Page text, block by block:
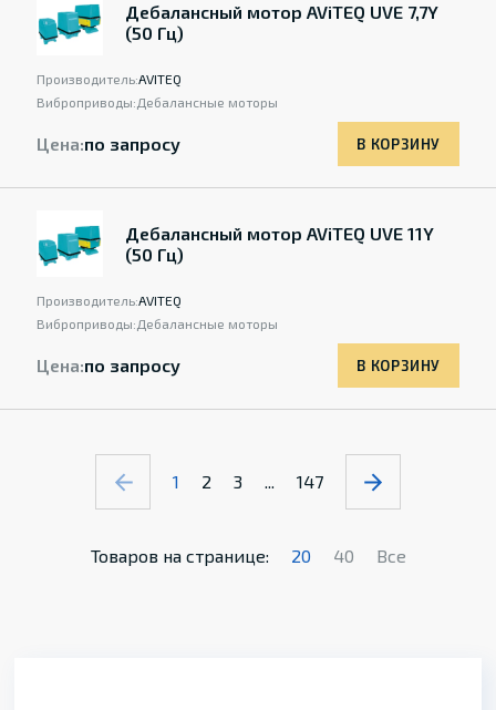
Дебалансный мотор AViTEQ UVE 7,7Y
(50 Гц)
Производитель:AVITEQ
Виброприводы: Дебалансные моторы
Цена:по запросу В КОРЗИНУ
Дебалансный мотор AViTEQ UVE 11Y
(50 Гц)
Производитель:AVITEQ
Виброприводы: Дебалансные моторы
Цена:по запросу В КОРЗИНУ
1 2 3 ... 147
Товаров на странице: 20 40 Все